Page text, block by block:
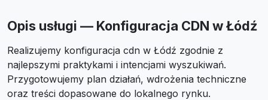
Opis usługi — Konfiguracja CDN w Łódź
Realizujemy konfiguracja cdn w Łódź zgodnie z
najlepszymi praktykami i intencjami wyszukiwań.
Przygotowujemy plan działań, wdrożenia techniczne
oraz treści dopasowane do lokalnego rynku.